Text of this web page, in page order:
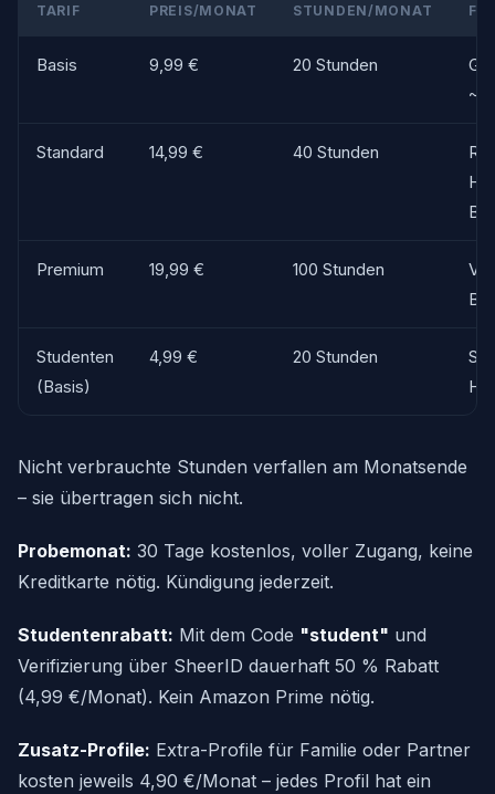
TARIF PREIS/MONAT STUNDEN/MONAT
Basis 9,99 € 20 Stunden
~2
Standard 14,99 € 40 Stunden
Premium 19,99 € 100 Stunden
Studenten
(Basis)
4,99 € 20 Stunden
Nicht verbrauchte Stunden verfallen am Monatsende
– sie übertragen sich nicht.
Probemonat: 30 Tage kostenlos, voller Zugang, keine
Kreditkarte nötig. Kündigung jederzeit.
Studentenrabatt: Mit dem Code "student" und
Verifizierung über SheerID dauerhaft 50 % Rabatt
(4,99 €/Monat). Kein Amazon Prime nötig.
Zusatz-Profile: Extra-Profile für Familie oder Partner
kosten jeweils 4,90 €/Monat – jedes Profil hat ein